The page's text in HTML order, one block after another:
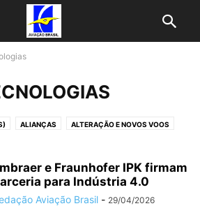
ALIANÇAS ALTERAÇÃO E NOVOS VOOS
LATAM NOTICIAS MATÉRIAS
PROMOÇÕES DE PASSAGENS SERVIÇOS
e Fraunhofer IPK firmam
para Indústria 4.0
Aviação Brasil - 29/04/2026